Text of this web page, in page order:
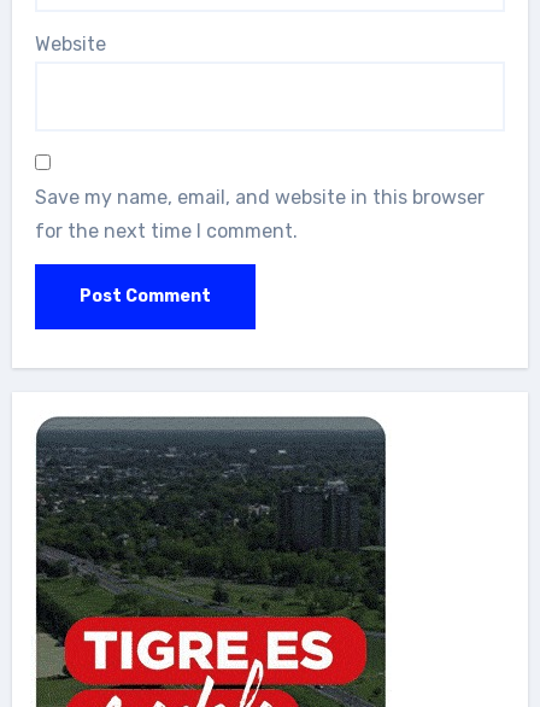
Website
Save my name, email, and website in this browser
for the next time I comment.